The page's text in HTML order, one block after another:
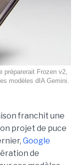
préparerait Frozen v2,
modèles dIA Gemini.
franchit une
projet de puce
Google
de